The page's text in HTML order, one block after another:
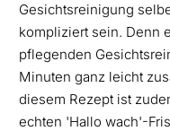
Gesichtsreinigung
kompliziert sein. Denn
pflegenden
Minuten ganz leicht
diesem Rezept ist
echten 'Hallo wach'-